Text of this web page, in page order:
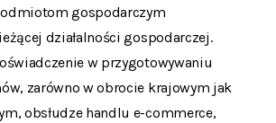
gospodarczym
działalności gospodarczej.
w przygotowywaniu
zarówno w obrocie krajowym jak
obsłudze handlu e-commerce,